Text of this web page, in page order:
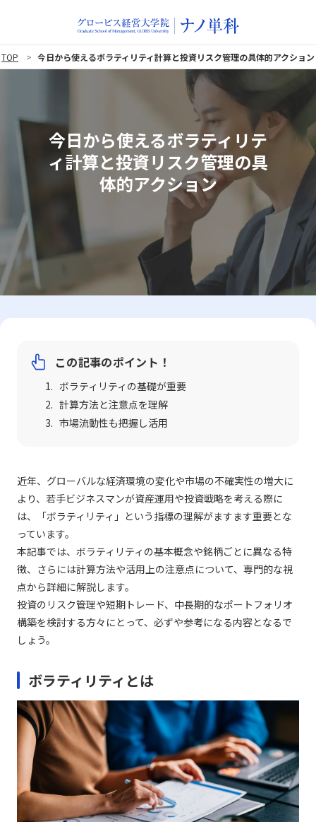
TOP 今日から使えるボラティリティ計算と投資リスク管理の具体的アクション
今日から使えるボラティリテ
ィ計算と投資リスク管理の具
体的アクション
この記事のポイント！
ボラティリティの基礎が重要
計算方法と注意点を理解
市場流動性も把握し活用
近年、グローバルな経済環境の変化や市場の不確実性の増大に
より、若手ビジネスマンが資産運用や投資戦略を考える際に
は、「ボラティリティ」という指標の理解がますます重要とな
っています。
本記事では、ボラティリティの基本概念や銘柄ごとに異なる特
徴、さらには計算方法や活用上の注意点について、専門的な視
点から詳細に解説します。
投資のリスク管理や短期トレード、中長期的なポートフォリオ
構築を検討する方々にとって、必ずや参考になる内容となるで
しょう。
ボラティリティとは